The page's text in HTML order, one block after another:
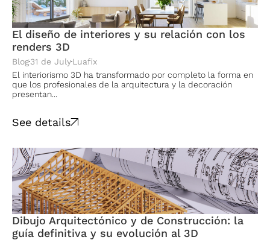
El diseño de interiores y su relación con los
renders 3D
Blog31 de JulyLuafix
El interiorismo 3D ha transformado por completo la forma en
que los profesionales de la arquitectura y la decoración
presentan...
See details
Dibujo Arquitectónico y de Construcción: la
guía definitiva y su evolución al 3D